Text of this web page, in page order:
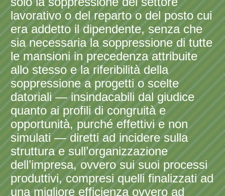
lavorativo o del reparto o del posto cui
era addetto il dipendente, senza che
sia necessaria la soppressione di tutte
le mansioni in precedenza attribuite
allo stesso e la riferibilità della
soppressione a progetti o scelte
datoriali — insindacabili dal giudice
quanto ai profili di congruità e
opportunità, purché effettivi e non
simulati — diretti ad incidere sulla
struttura e sull’organizzazione
dell’impresa, ovvero sui suoi processi
produttivi, compresi quelli finalizzati ad
una migliore efficienza ovvero ad